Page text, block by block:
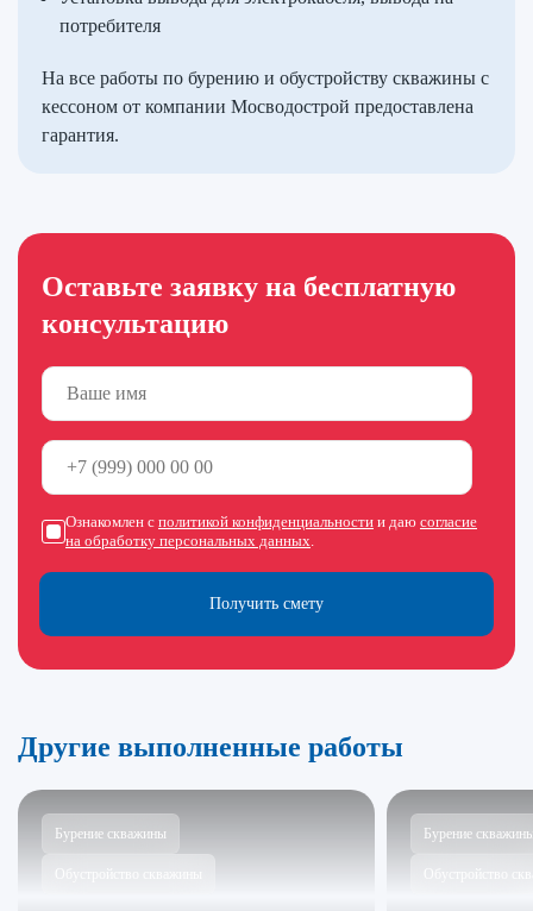
потребителя
На все работы по бурению и обустройству скважины с
кессоном от компании Мосводострой предоставлена
гарантия.
Оставьте заявку на бесплатную
консультацию
Получить смету
Ознакомлен с политикой конфиденциальности и даю согласие
на обработку персональных данных.
Другие выполненные работы
Бурение скважины
Обустройство скважины
Бурение
Обустройство